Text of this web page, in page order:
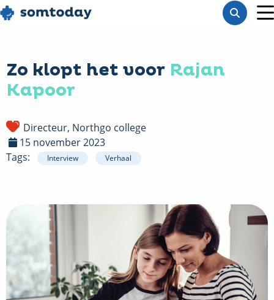
Go
to
Toon
Zo klopt het voor Rajan
Kapoor
Directeur, Northgo college
15 november 2023
Tags:
Interview Verhaal